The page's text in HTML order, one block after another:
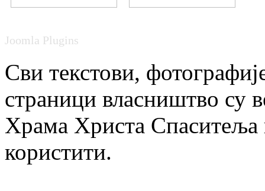
Joomla Plugins
Сви текстови,
страници власништво су
Храма Христа Спаситеља
користити.